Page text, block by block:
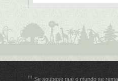
Se soubese que o mundo se